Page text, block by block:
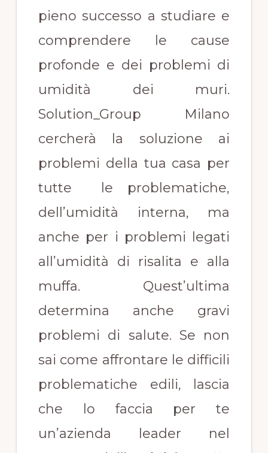
pieno successo a studiare e
comprendere le cause
profonde e dei problemi di
umidità dei muri.
Solution_Group Milano
cercherà la soluzione ai
problemi della tua casa per
tutte le problematiche,
dell’umidità interna, ma
anche per i problemi legati
all’umidità di risalita e alla
muffa. Quest’ultima
determina anche gravi
problemi di salute. Se non
sai come affrontare le difficili
problematiche edili, lascia
che lo faccia per te
un’azienda leader nel